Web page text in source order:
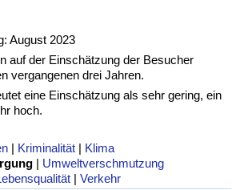
August 2023
auf der Einschätzung der Besucher
vergangenen drei Jahren.
eine Einschätzung als sehr gering, ein
hoch.
| Kriminalität | Klima
| Umweltverschmutzung
|Verkehr
Index (aktuell)
Index nach Land